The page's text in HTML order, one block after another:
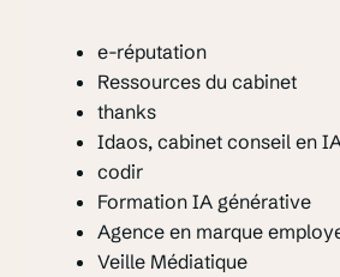
e-réputation
Ressources du cabinet
thanks
Idaos, cabinet conseil en
codir
Formation IA générative
Agence en marque
Veille Médiatique